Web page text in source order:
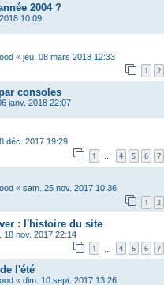
2004 ?
10:09
« jeu. 08 mars 2018 12:33
1 2
consoles
janv. 2018 22:07
déc. 2017 19:29
1 … 4 5 6 7
« sam. 25 nov. 2017 10:36
1 2
: l'histoire du site
18 nov. 2017 22:14
1 4 5 6 7
l'été
« dim. 10 sept. 2017 13:26